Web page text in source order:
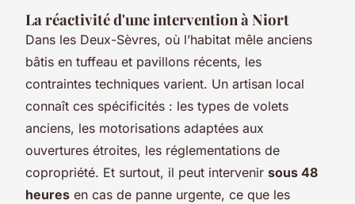
La réactivité d'une intervention à Niort
Dans les Deux-Sèvres, où l’habitat mêle anciens
bâtis en tuffeau et pavillons récents, les
contraintes techniques varient. Un artisan local
connaît ces spécificités : les types de volets
anciens, les motorisations adaptées aux
ouvertures étroites, les réglementations de
copropriété. Et surtout, il peut intervenir sous 48
heures en cas de panne urgente, ce que les